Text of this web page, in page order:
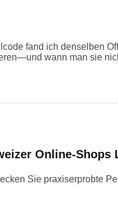
fand ich denselben
wann man sie
Online-Shops
Sie praxiserprobte